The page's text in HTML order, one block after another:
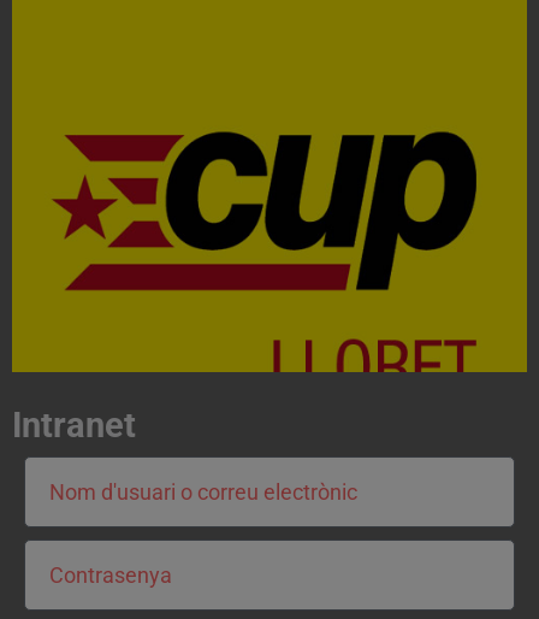
Contacta'ns i treballa per fer realitat el projecte de
l'esquerra independentista i anticapitalista
CONTACTA
Intranet